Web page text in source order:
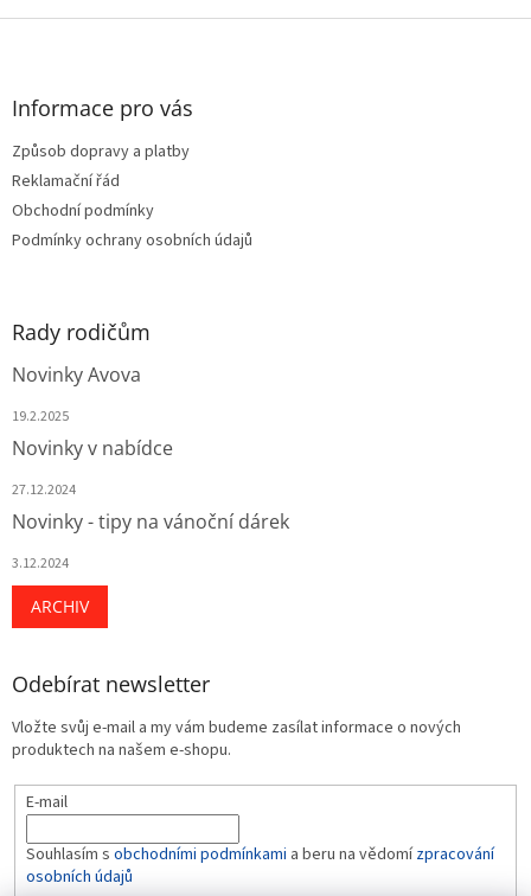
a
v
Z
Informace pro vás
Způsob dopravy a platby
Reklamační řád
Obchodní podmínky
Podmínky ochrany osobních údajů
Rady rodičům
Novinky Avova
19.2.2025
Novinky v nabídce
27.12.2024
Novinky - tipy na vánoční dárek
3.12.2024
ARCHIV
Odebírat newsletter
Vložte svůj e-mail a my vám budeme zasílat informace o nových
produktech na našem e-shopu.
E-mail
Souhlasím s obchodními podmínkami a beru na vědomízpracování
osobních údajů